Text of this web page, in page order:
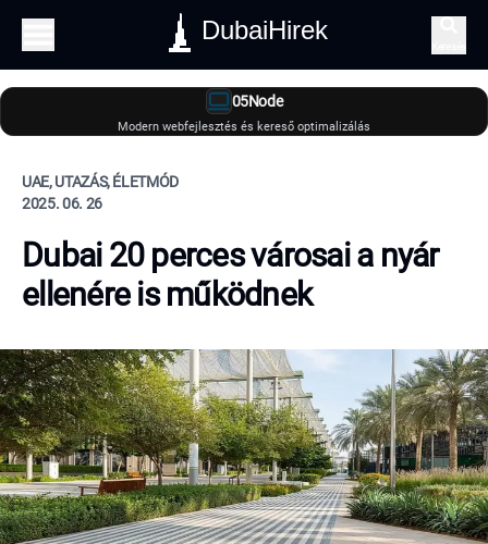
DubaiHirek
05Node
Modern webfejlesztés és kereső optimalizálás
UAE, UTAZÁS, ÉLETMÓD
2025. 06. 26
Dubai 20 perces városai a nyár
ellenére is működnek